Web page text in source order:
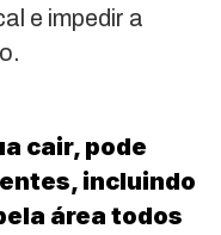
e impedir a
cair, pode
incluindo
área todos